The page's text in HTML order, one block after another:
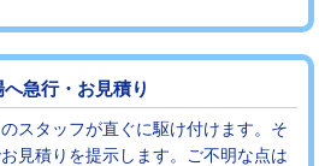
16,500円
現場見積
の価格です。
へ急行・お見積り
スタッフが直ぐに駆け付けます。そ
見積りを提示します。ご不明な点は